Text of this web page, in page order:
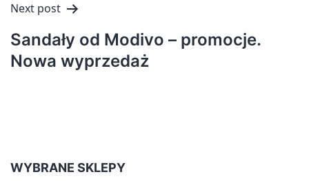
Next post
Sandały od Modivo – promocje.
Nowa wyprzedaż
WYBRANE SKLEPY